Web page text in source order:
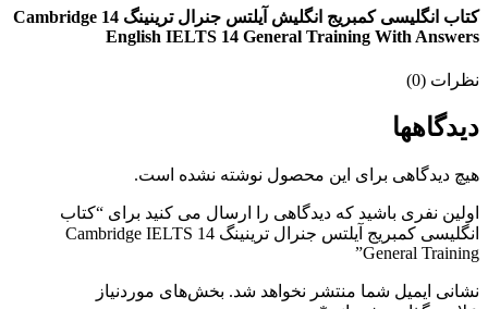
کتاب انگلیسی کمبریج انگلیش آیلتس جنرال ترینینگ 14 Cambridge
English IELTS 14 General Training With Answers
نظرات (0)
دیدگاهها
هیچ دیدگاهی برای این محصول نوشته نشده است.
اولین نفری باشید که دیدگاهی را ارسال می کنید برای “کتاب
انگلیسی کمبریج آیلتس جنرال ترینینگ Cambridge IELTS 14
General Training”
نشانی ایمیل شما منتشر نخواهد شد. بخش‌های موردنیاز